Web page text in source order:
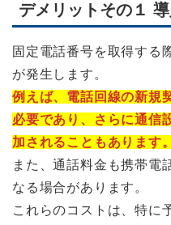
デメリットその１
固定電話番号を取得する
が発生します。
例えば、電話回線の新規
必要であり、さらに通信
加されることもあります。
また、通話料金も携帯電
なる場合があります。
これらのコストは、特に